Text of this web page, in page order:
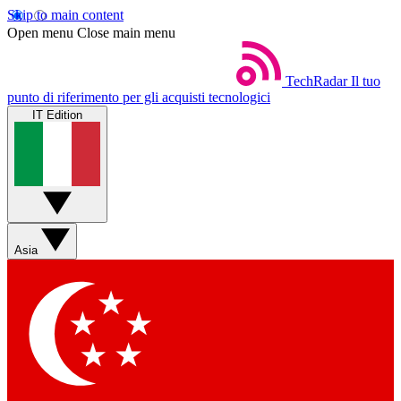
Skip to main content
Open menu Close main menu
TechRadar Il tuo
punto di riferimento per gli acquisti tecnologici
IT Edition
Asia